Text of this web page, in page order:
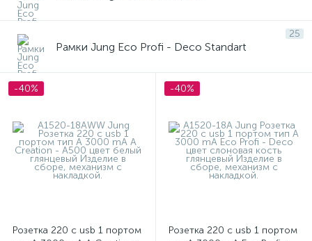
25
Рамки Jung Eco Profi - Deco Standart
-40%
Розетка 220 с usb 1 портом
-40%
Розетка 220 с usb 1 портом